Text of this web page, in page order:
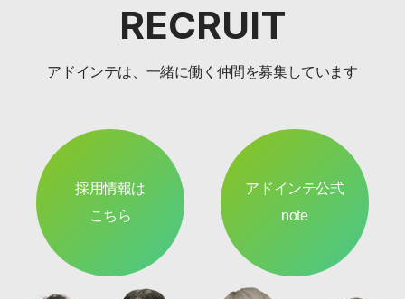
RECRUIT
アドインテは、一緒に働く仲間を募集しています
採用情報は
こちら
アドインテ公式
note